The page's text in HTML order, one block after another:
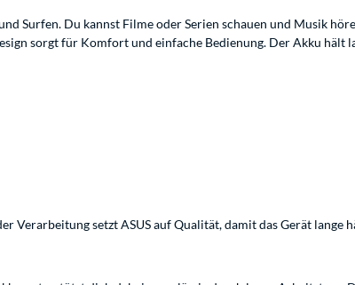
Surfen. Du kannst Filme oder Serien schauen und Musik
sorgt für Komfort und einfache Bedienung. Der Akku hält
setzt ASUS auf Qualität, damit das Gerät lange